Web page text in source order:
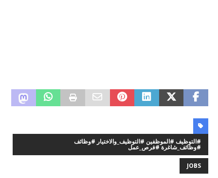
#التوظيف #الموظفين #التوظيف_والاختيار #وظائف
#وظائف_شاغرة #فرص_عمل
JOBS